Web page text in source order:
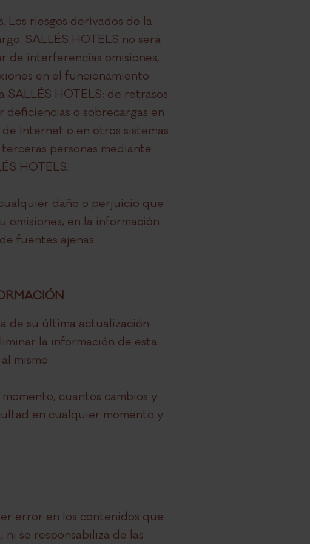
Los riesgos derivados de la
SALLÉS HOTELS no será
de interferencias omisiones,
en el funcionamiento
HOTELS; de retrasos
o sobrecargas en
Internet o en otros sistemas
personas mediante
HOTELS.
daño o perjuicio que
omisiones, en la información
fuentes ajenas.
de su última actualización.
la información de esta
mismo.
cuantos cambios y
en cualquier momento y
error en los contenidos que
se responsabiliza de las